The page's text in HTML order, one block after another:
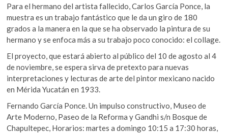
Para el hermano del artista fallecido, Carlos García Ponce, la
muestra es un trabajo fantástico que le da un giro de 180
grados a la manera en la que se ha observado la pintura de su
hermano y se enfoca más a su trabajo poco conocido: el collage.
El proyecto, que estará abierto al público del 10 de agosto al 4
de noviembre, se espera sirva de pretexto para nuevas
interpretaciones y lecturas de arte del pintor mexicano nacido
en Mérida Yucatán en 1933.
Fernando García Ponce. Un impulso constructivo, Museo de
Arte Moderno, Paseo de la Reforma y Gandhi s/n Bosque de
Chapultepec, Horarios: martes a domingo 10:15 a 17:30 horas,